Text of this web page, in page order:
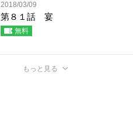
2018/03/09
第８１話 宴
無料
もっと見る